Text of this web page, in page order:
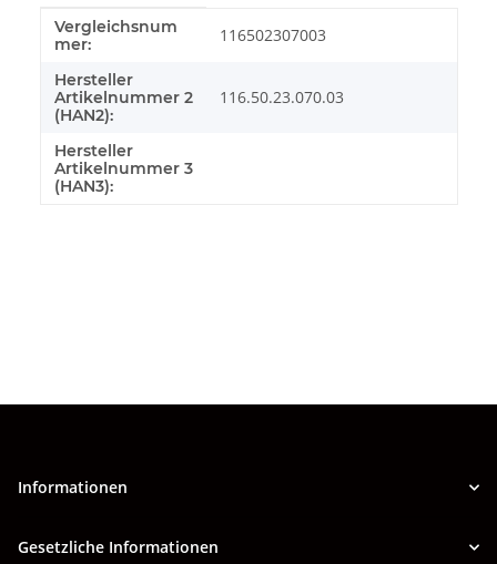
Produkteigenschaft
Wert
Vergleichsnum
mer:
116502307003
Hersteller
Artikelnummer 2
(HAN2):
116.50.23.070.03
Hersteller
Artikelnummer 3
(HAN3):
Informationen
Gesetzliche Informationen